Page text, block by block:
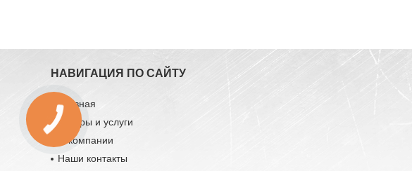
НАВИГАЦИЯ ПО САЙТУ
Главная
Товары и услуги
О компании
Наши контакты